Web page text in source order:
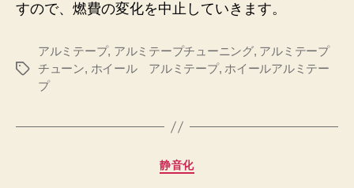
すので、燃費の変化を中止していきます。
タ
アルミテープ, アルミテープチューニング, アルミテープ
チューン, ホイール アルミテープ, ホイールアルミテー
プ
カ
静音化